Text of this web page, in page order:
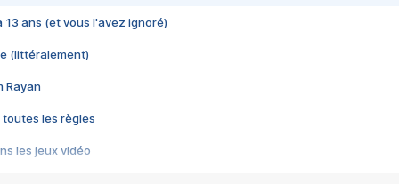
13 ans (et vous l'avez ignoré)
(littéralement)
Rayan
toutes les règles
les jeux vidéo